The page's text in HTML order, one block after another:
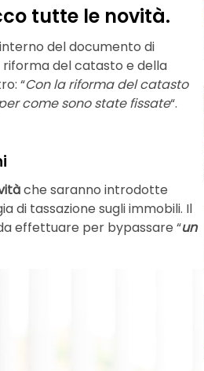
tutte le novità.
del documento di
riforma del catasto e della
“Con la riforma del catasto
come sono state fissate“.
che saranno introdotte
di tassazione sugli immobili. Il
effettuare per bypassare “un